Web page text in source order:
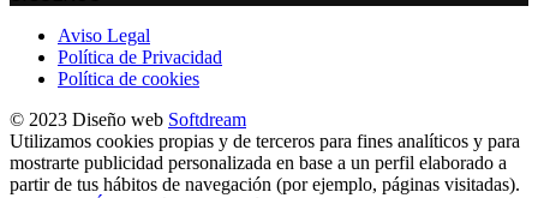
Aviso Legal
Política de Privacidad
Política de cookies
© 2023 Diseño web Softdream
Utilizamos cookies propias y de terceros para fines analíticos y para
mostrarte publicidad personalizada en base a un perfil elaborado a
partir de tus hábitos de navegación (por ejemplo, páginas visitadas).